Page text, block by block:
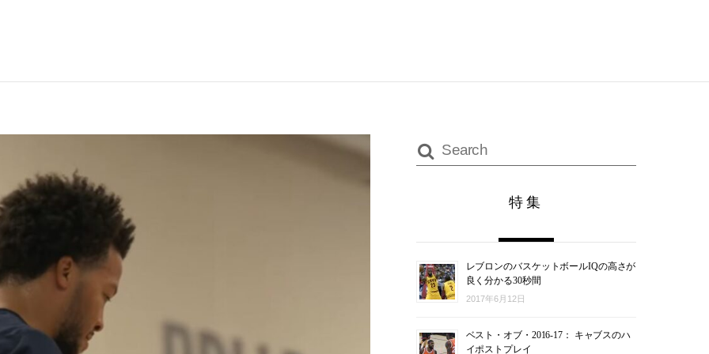
特集
レブロンのバスケットボールIQの高さが
良く分かる30秒間
2017年6月12日
ベスト・オブ・2016-17： キャブスのハ
イポストプレイ